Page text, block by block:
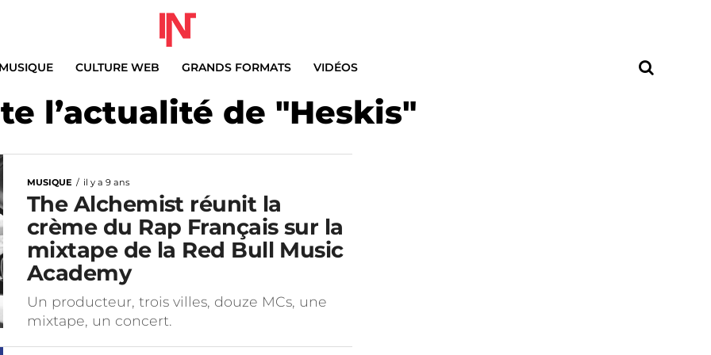
CULTURE WEB GRANDS FORMATS VIDÉOS
l’actualité de "Heskis"
MUSIQUE il y a 9 ans
The Alchemist réunit la
crème du Rap Français sur la
mixtape de la Red Bull Music
Academy
Un producteur, trois villes, douze MCs, une
mixtape, un concert.